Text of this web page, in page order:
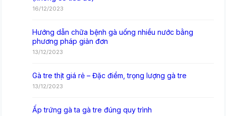
16/12/2023
Hướng dẫn chữa bệnh gà uống nhiều nước bằng
phương pháp giản đơn
13/12/2023
Gà tre thịt giá rẻ – Đặc điểm, trọng lượng gà tre
13/12/2023
Ấp trứng gà ta gà tre đúng quy trình